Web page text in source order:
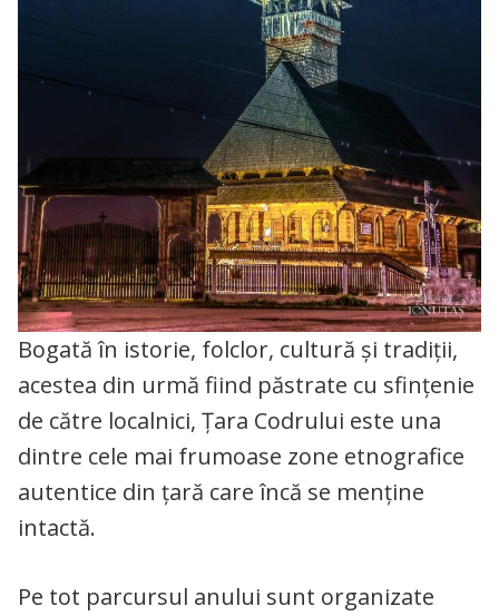
Bogată în istorie, folclor, cultură și tradiții,
acestea din urmă fiind păstrate cu sfințenie
de către localnici, Țara Codrului este una
dintre cele mai frumoase zone etnografice
autentice din țară care încă se menține
intactă.
Pe tot parcursul anului sunt organizate